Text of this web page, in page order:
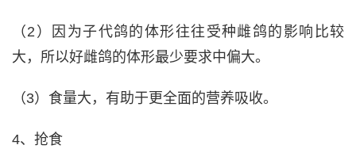
（2）因为子代鸽的体形往往受种雌鸽的影响比较
大，所以好雌鸽的体形最少要求中偏大。
（3）食量大，有助于更全面的营养吸收。
4、抢食